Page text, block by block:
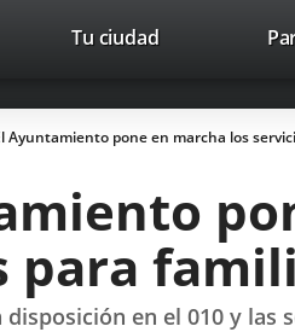
avaTop
Tu ciudad
Ayuntamiento pone en marcha los
en el 010 y las